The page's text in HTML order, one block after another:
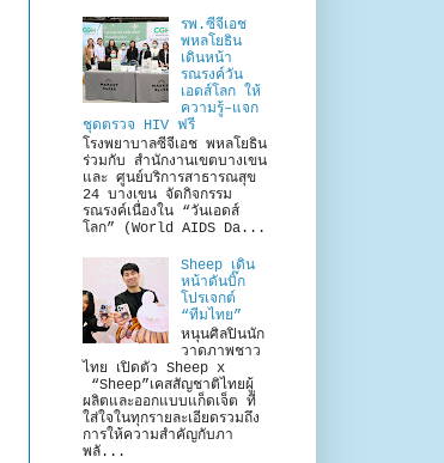
รพ.ซีจีเอช
พหลโยธิน
เดินหน้า
รณรงค์วัน
เอดส์โลก ให้
ความรู้–แจก
ชุดตรวจ HIV ฟรี
โรงพยาบาลซีจีเอช พหลโยธิน
ร่วมกับ สำนักงานเขตบางเขน
และ ศูนย์บริการสาธารณสุข
24 บางเขน จัดกิจกรรม
รณรงค์เนื่องใน “วันเอดส์
โลก” (World AIDS Da...
Sheep เดิน
หน้าดันบิ๊ก
โปรเจกต์
“ทีมไทย”
หนุนศิลปินนัก
วาดภาพชาว
ไทย เปิดตัว Sheep x
“Sheep”เคสสัญชาติไทยผู้
ผลิตและออกแบบแก็ดเจ็ต ที่
ใส่ใจในทุกรายละเอียดรวมถึง
การให้ความสำคัญกับภา
พลั...